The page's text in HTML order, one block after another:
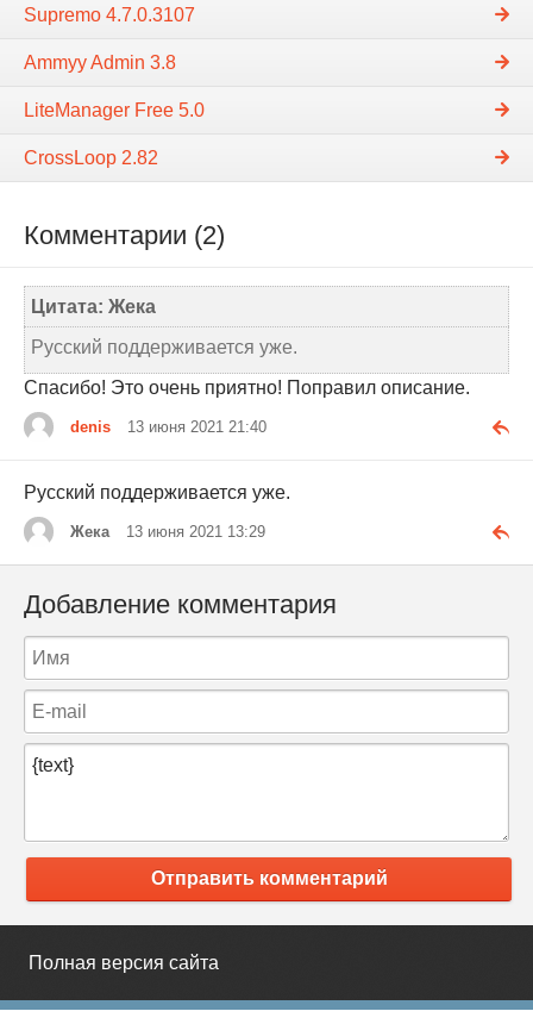
Supremo 4.7.0.3107
Ammyy Admin 3.8
LiteManager Free 5.0
CrossLoop 2.82
Комментарии (2)
Цитата: Жека
Русский поддерживается уже.
Спасибо! Это очень приятно! Поправил описание.
denis 13 июня 2021 21:40
Русский поддерживается уже.
Жека 13 июня 2021 13:29
Добавление комментария
Отправить комментарий
Полная версия сайта